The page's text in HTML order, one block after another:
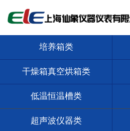
培养箱类
干燥箱真空烘箱类
低温恒温槽类
超声波仪器类